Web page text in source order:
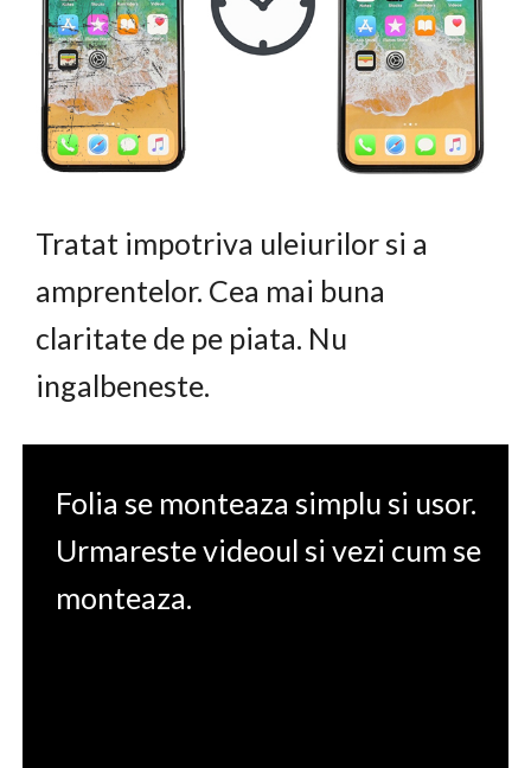
Tratat impotriva uleiurilor si a
amprentelor. Cea mai buna
claritate de pe piata. Nu
ingalbeneste.
Folia se monteaza simplu si usor.
Urmareste videoul si vezi cum se
monteaza.